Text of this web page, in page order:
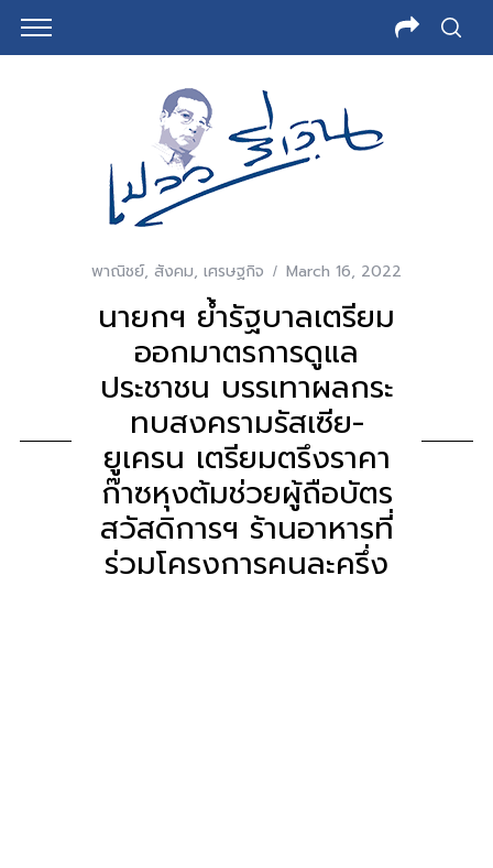
พาณิชย์, สังคม, เศรษฐกิจ March 16, 2022
นายกฯ ย้ำรัฐบาลเตรียม
ออกมาตรการดูแล
ประชาชน บรรเทาผลกระ
ทบสงครามรัสเซีย-
ยูเครน เตรียมตรึงราคา
ก๊าซหุงต้มช่วยผู้ถือบัตร
สวัสดิการฯ ร้านอาหารที่
ร่วมโครงการคนละครึ่ง